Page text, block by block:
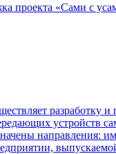
проекта «Сами с
разработку
устройств
направления: